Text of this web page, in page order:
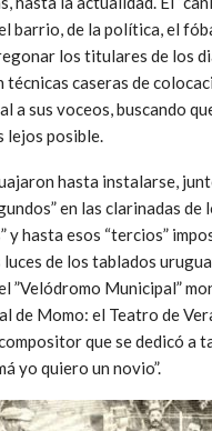
barrio, de la política, el
los titulares de los
técnicas caseras de
a sus voceos, buscando
lejos posible.
hasta instalarse,
en las clarinadas de
y hasta esos “tercios”
luces de los tablados
”Velódromo Municipal”
de Momo: el Teatro de
que se dedicó a
yo quiero un novio”.